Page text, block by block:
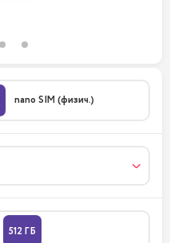
nano SIM (физич.)
512 ГБ